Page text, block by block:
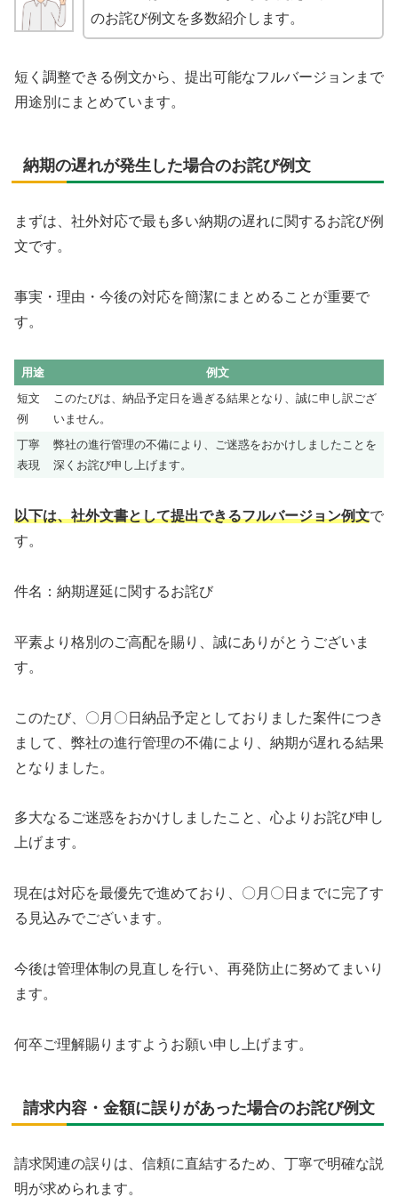
のお詫び例文を多数紹介します。
短く調整できる例文から、提出可能なフルバージョンまで
用途別にまとめています。
納期の遅れが発生した場合のお詫び例文
まずは、社外対応で最も多い納期の遅れに関するお詫び例
文です。
事実・理由・今後の対応を簡潔にまとめることが重要で
す。
用途
例文
短文
例
このたびは、納品予定日を過ぎる結果となり、誠に申し訳ござ
いません。
丁寧
表現
弊社の進行管理の不備により、ご迷惑をおかけしましたことを
深くお詫び申し上げます。
以下は、社外文書として提出できるフルバージョン例文で
す。
件名：納期遅延に関するお詫び
平素より格別のご高配を賜り、誠にありがとうございま
す。
このたび、〇月〇日納品予定としておりました案件につき
まして、弊社の進行管理の不備により、納期が遅れる結果
となりました。
多大なるご迷惑をおかけしましたこと、心よりお詫び申し
上げます。
現在は対応を最優先で進めており、〇月〇日までに完了す
る見込みでございます。
今後は管理体制の見直しを行い、再発防止に努めてまいり
ます。
何卒ご理解賜りますようお願い申し上げます。
請求内容・金額に誤りがあった場合のお詫び例文
請求関連の誤りは、信頼に直結するため、丁寧で明確な説
明が求められます。